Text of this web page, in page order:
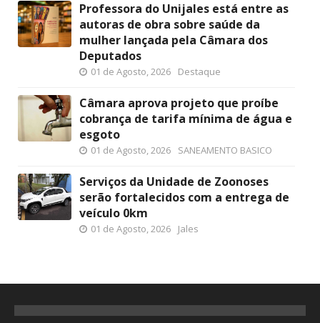
Professora do Unijales está entre as
autoras de obra sobre saúde da
mulher lançada pela Câmara dos
Deputados
01 de Agosto, 2026 Destaque
Câmara aprova projeto que proíbe
cobrança de tarifa mínima de água e
esgoto
01 de Agosto, 2026 SANEAMENTO BASICO
Serviços da Unidade de Zoonoses
serão fortalecidos com a entrega de
veículo 0km
01 de Agosto, 2026 Jales